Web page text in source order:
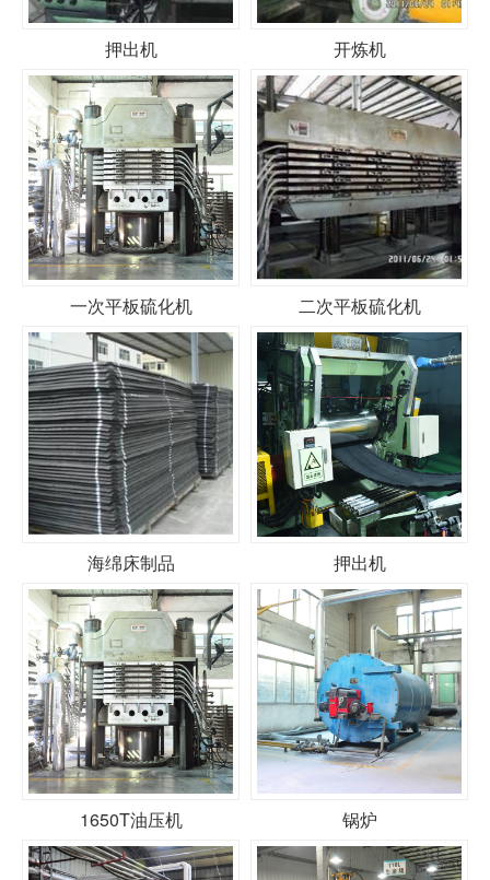
押出机 开炼机
一次平板硫化机 二次平板硫化机
海绵床制品 押出机
1650T油压机 锅炉